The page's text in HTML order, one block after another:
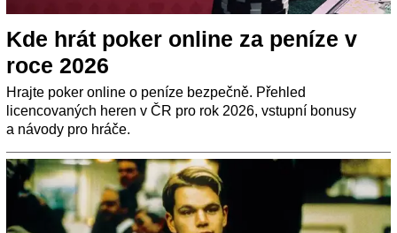
Kde hrát poker online za peníze v
roce 2026
Hrajte poker online o peníze bezpečně. Přehled
licencovaných heren v ČR pro rok 2026, vstupní bonusy
a návody pro hráče.